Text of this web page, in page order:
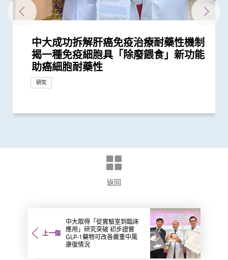
中大成功拆解肝癌免疫治療耐藥性機制
揭一種免疫細胞具「除廢餵食」新功能
助癌細胞耐藥性
研究
中大成功研發可3D打印的生物活性材
料及其他肌腱相關技術 有望應用於修
復大範圍肌腱撕裂
研究
中大城大神經科學專家證實動物擁有數
感 解決科學界多年爭論
研究
中大醫學院與美國貝勒醫學院合作研究
首次發現DHX9基因突變導致神經發育
障礙
研究
中大破解全球最全面的「美國曱甴」基
因組圖譜 揭示曱甴新型致敏原 有助開
發精準免疫治療
研究
中大發現促進關聯記憶形成的神經結構
有助更深入了解腦部疾病如何損害記憶
研究
中大研究揭開蟎蟲進化史 有助加強預
防、診斷和治療常見的蟎過敏
研究
中大聯同港大及倫敦大學學院破解基因
突變引致先天性巨結腸症機制 為開發
嶄新治療方案提供線索
研究
中大全球首證由人工智能技術研發出的
磁力共振腦掃描指數 能有效臨床偵測
三類早期認知障礙疾病
研究
中大發現新方法將肝腫瘤由「冷」轉
「熱」 激活免疫T細胞滅癌 助發展更有
效的新免疫療法
研究
中大聯同理大及西悉尼大學研究發現人
體神經系統產生更高效能跑步方法的機
制
研究
中大醫學院團隊發現B細胞及基因
GPR18可預測多種癌症的存活期
研究
中大發現糖尿病或為感染新冠肺炎高危
因素 研究有助了解病毒致病潛在機制
研究
中大研究發現引起壓力行為反應的大腦
訊息傳遞路徑 為探究腦部疾病引致的
異常重複行為提供基礎
研究
中大醫學院團隊發現一種新型生物標記
可在頭頸癌患者中預測長一倍的存活期
研究
中大研究發現「認知靈活性」調節機制
多巴胺失調可致靈活性受損
研究
中大研究發現維持體內鐵質水平之關鍵
物質 如缺乏可致過量鐵質積聚 損害主
要器官
研究
中大生物醫學學院力爭成世界領先生物
醫學中心 培育頂尖生物醫學專才 開
拓高端「轉化醫學」研究
里程碑
中大港大合作開展復發性卵巢癌藥物基
因組學研究 免費為百名本地病人提供
分析
研究
中大「蔡永業腦神經科學中心」破解大
腦學習動作技能原理
研究
中大成功揭示腫瘤免疫逃脱新機制 開
拓「免疫療法」新方向
研究
中大公布「動脈粥樣硬化」形成新發現
揭示心血管疾病治療新方向
研究
中大推全球首項運用「單細胞基因技
術」檢測卵子質素研究 破解卵子老化
及女性不育之謎
研究
中大聯同國際專家發現引致腦退化基
因 為治療及預防「阿茲海默氏症」帶
來新方向
研究
中大與養和醫院攜手研究 發現抑鬱症
患者出現睡眠行為障礙或是腦退化先兆
研究
中大領導團隊全球率先破解粉塵蟎基因
組 為吸入性過敏疾病提供診斷及治療
新方向
研究
中大與美國專家攜手合作進行臨床遺傳
學培訓 設立本港首個一站式遺傳病門
診服務
國際合作
中大羅桂祥綜合生物醫學大樓今天正式
開幕
里程碑
返回
上一個
中大取得「從實驗室到臨床
應用」研究突破 初步證實
GLP-1藥物可改善嚴重中風
康復情況